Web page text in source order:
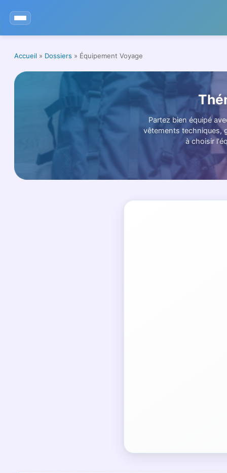
Accueil » Dossiers » Équipement Voyage
Partez bien équipé
vêtements techniques,
à choisir